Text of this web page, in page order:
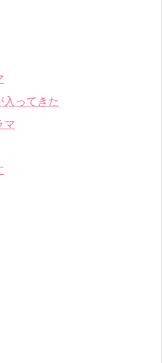
入ってきた
マ